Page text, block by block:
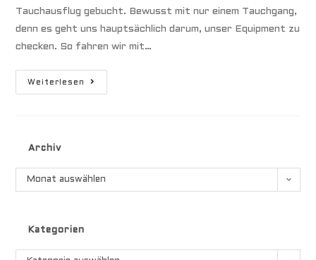
Tauchausflug gebucht. Bewusst mit nur einem Tauchgang,
denn es geht uns hauptsächlich darum, unser Equipment zu
checken. So fahren wir mit…
Weiterlesen
Sailing
Archiv
Archiv
Monat auswählen
Kategorien
Kategorien